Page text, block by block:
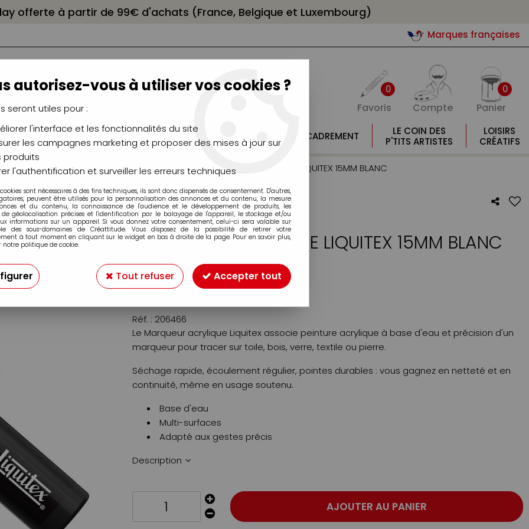
offerte à partir de 99€ d'achats (France, Belgique et Luxembourg)
Marques françaises
0
Favoris Compte
0
Panier
CHÂSSIS
CHEVALETS
AÉROGRAPHIE
MODÉLISME
MOULAGE
ENCADREMENT
LE COIN DES
P'TITS ARTISTES
LOISIRS
CRÉATIFS
>Marqueurs acrylique Liquitex>Pointe 15mm>MARQUEUR ACRYLIQUE LIQUITEX 15MM BLANC
MARQUEUR ACRYLIQUE LIQUITEX 15MM BLANC
Soyez le premier à donner votre avis !
9,69 €
Réf. : 206466
Le Marqueur acrylique Liquitex associe peinture acrylique à base d'eau et précision d'un
marqueur pour tracer sur toile, bois, verre, textile ou pierre.
Séchage rapide, écoulement régulier, pointes durables : vous gagnez en netteté et en
continuité, même en usage soutenu.
Base d'eau
Multi-surfaces
Adapté aux gestes précis
Description
AJOUTER AU PANIER
autorisez-vous à utiliser vos cookies ?
seront utiles pour :
l'interface et les fonctionnalités du site
les campagnes marketing et proposer des mises à jour sur
produits
l'authentification et surveiller les erreurs techniques
sont nécessaires à des fins techniques, ils sont donc dispensés de consentement. D'autres,
peuvent être utilisés pour la personnalisation des annonces et du contenu, la mesure
et du contenu, la connaissance de l'audience et le développement de produits, les
de géolocalisation précises et l'identification par le balayage de l'appareil, le stockage et/ou
informations sur un appareil. Si vous donnez votre consentement, celui-ci sera valable sur
des sous-domaines de Créattitude. Vous disposez de la possibilité de retirer votre
à tout moment en cliquant sur le widget en bas à droite de la page. Pour en savoir plus,
notre politique de cookie.
Tout refuser Accepter tout